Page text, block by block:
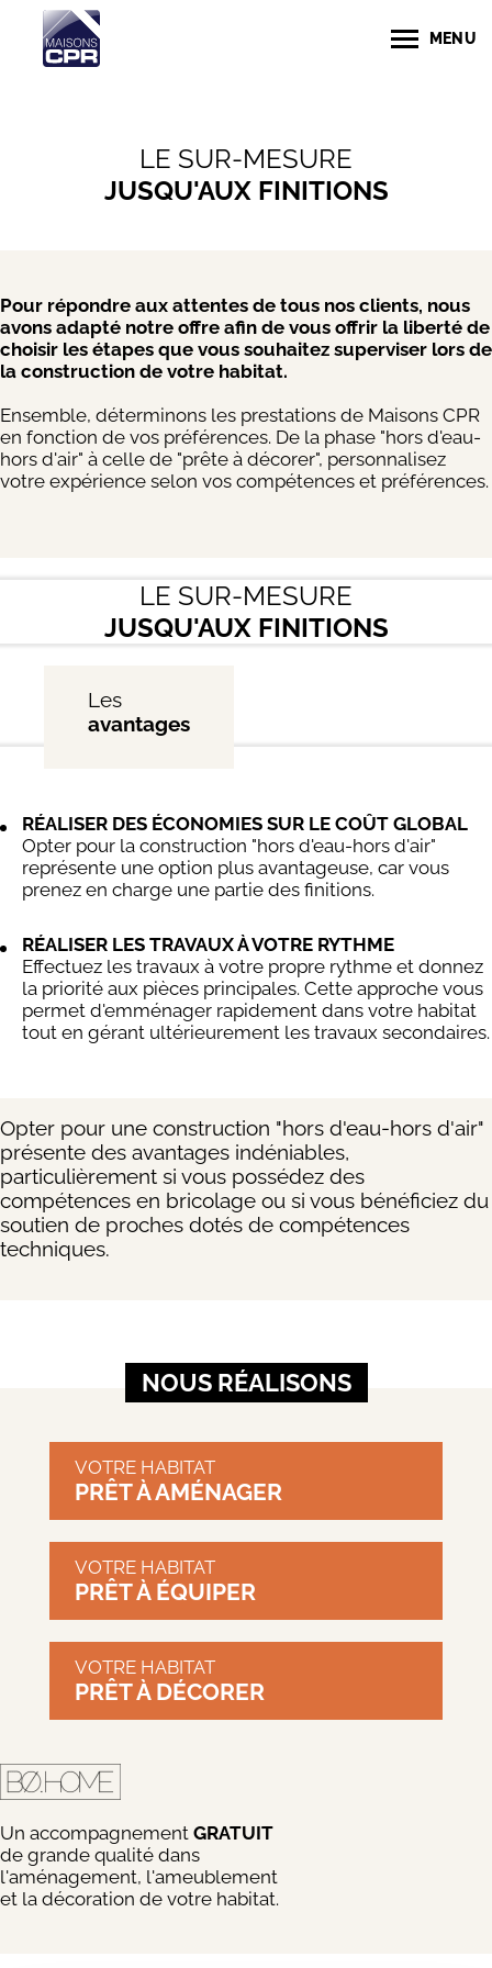
MENU
LE SUR-MESURE
JUSQU'AUX FINITIONS
Pour répondre aux attentes de tous nos clients, nous
avons adapté notre offre afin de vous offrir la liberté de
choisir les étapes que vous souhaitez superviser lors de
la construction de votre habitat.
Ensemble, déterminons les prestations de Maisons CPR
en fonction de vos préférences. De la phase "hors d'eau-
hors d'air" à celle de "prête à décorer", personnalisez
votre expérience selon vos compétences et préférences.
LE SUR-MESURE
JUSQU'AUX FINITIONS
Les
avantages
RÉALISER DES ÉCONOMIES SUR LE COÛT GLOBAL
Opter pour la construction "hors d'eau-hors d'air"
représente une option plus avantageuse, car vous
prenez en charge une partie des finitions.
RÉALISER LES TRAVAUX À VOTRE RYTHME
Effectuez les travaux à votre propre rythme et donnez
la priorité aux pièces principales. Cette approche vous
permet d'emménager rapidement dans votre habitat
tout en gérant ultérieurement les travaux secondaires.
Opter pour une construction "hors d'eau-hors d'air"
présente des avantages indéniables,
particulièrement si vous possédez des
compétences en bricolage ou si vous bénéficiez du
soutien de proches dotés de compétences
techniques.
NOUS RÉALISONS
VOTRE HABITAT
PRÊT À AMÉNAGER
VOTRE HABITAT
PRÊT À ÉQUIPER
VOTRE HABITAT
PRÊT À DÉCORER
Un accompagnement GRATUIT
de grande qualité dans
l'aménagement, l'ameublement
et la décoration de votre habitat.